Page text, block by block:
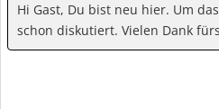
Hi Gast, Du bist neu hier. Um
schon diskutiert. Vielen Dank